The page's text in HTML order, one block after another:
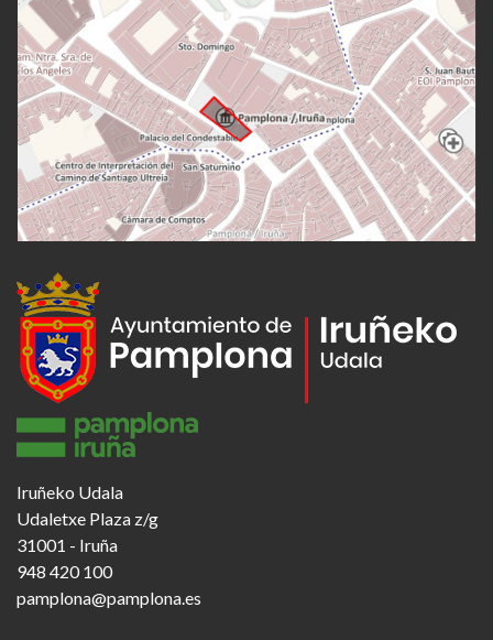
Iruñeko Udala
Udaletxe Plaza z/g
31001 - Iruña
948 420 100
pamplona@pamplona.es